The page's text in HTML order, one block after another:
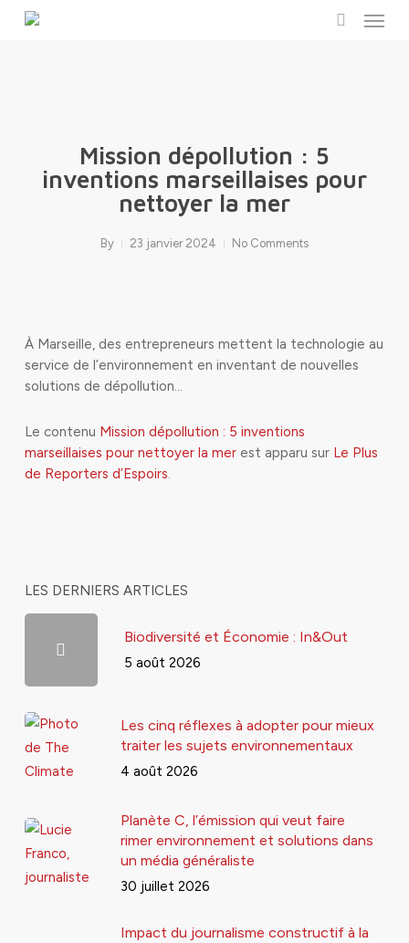
Menu
Mission dépollution : 5
inventions marseillaises pour
nettoyer la mer
By 23 janvier 2024 No Comments
À Marseille, des entrepreneurs mettent la technologie au
service de l’environnement en inventant de nouvelles
solutions de dépollution…
Le contenu Mission dépollution : 5 inventions
marseillaises pour nettoyer la merest apparu sur Le Plus
de Reporters d’Espoirs.
LES DERNIERS ARTICLES
Biodiversité et Économie : In&Out
5 août 2026
Les cinq réflexes à adopter pour mieux
traiter les sujets environnementaux
4 août 2026
Planète C, l’émission qui veut faire
rimer environnement et solutions dans
un média généraliste
30 juillet 2026
Impact du journalisme constructif à la